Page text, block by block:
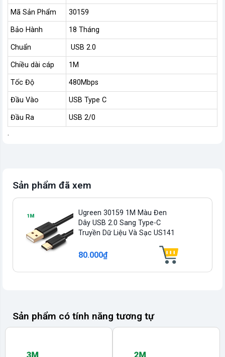
Mã Sản Phẩm 30159
Bảo Hành 18 Tháng
Chuẩn USB 2.0
Chiều dài cáp 1M
Tốc Độ 480Mbps
Đầu Vào USB Type C
Đầu Ra USB 2/0
.
Sản phẩm đã xem
Ugreen 30159 1M Màu Đen
Dây USB 2.0 Sang Type-C
Truyền Dữ Liệu Và Sạc US141
80.000₫
Sản phẩm có tính năng tương tự